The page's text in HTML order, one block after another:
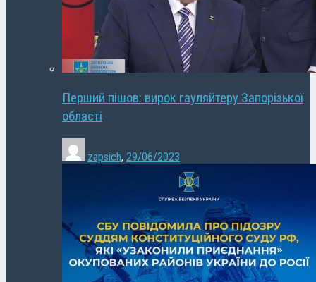
Перший пішов: вирок гауляйтеру Запорізької
області
zapsich, 29/06/2023